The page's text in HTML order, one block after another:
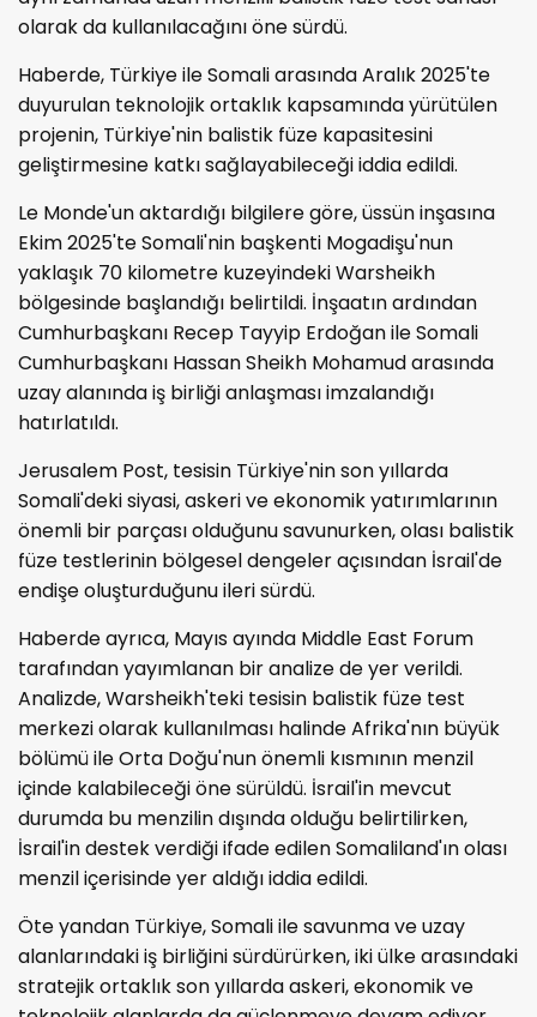
olarak da kullanılacağını öne sürdü.
Haberde, Türkiye ile Somali arasında Aralık 2025'te
duyurulan teknolojik ortaklık kapsamında yürütülen
projenin, Türkiye'nin balistik füze kapasitesini
geliştirmesine katkı sağlayabileceği iddia edildi.
Le Monde'un aktardığı bilgilere göre, üssün inşasına
Ekim 2025'te Somali'nin başkenti Mogadişu'nun
yaklaşık 70 kilometre kuzeyindeki Warsheikh
bölgesinde başlandığı belirtildi. İnşaatın ardından
Cumhurbaşkanı Recep Tayyip Erdoğan ile Somali
Cumhurbaşkanı Hassan Sheikh Mohamud arasında
uzay alanında iş birliği anlaşması imzalandığı
hatırlatıldı.
Jerusalem Post, tesisin Türkiye'nin son yıllarda
Somali'deki siyasi, askeri ve ekonomik yatırımlarının
önemli bir parçası olduğunu savunurken, olası balistik
füze testlerinin bölgesel dengeler açısından İsrail'de
endişe oluşturduğunu ileri sürdü.
Haberde ayrıca, Mayıs ayında Middle East Forum
tarafından yayımlanan bir analize de yer verildi.
Analizde, Warsheikh'teki tesisin balistik füze test
merkezi olarak kullanılması halinde Afrika'nın büyük
bölümü ile Orta Doğu'nun önemli kısmının menzil
içinde kalabileceği öne sürüldü. İsrail'in mevcut
durumda bu menzilin dışında olduğu belirtilirken,
İsrail'in destek verdiği ifade edilen Somaliland'ın olası
menzil içerisinde yer aldığı iddia edildi.
Öte yandan Türkiye, Somali ile savunma ve uzay
alanlarındaki iş birliğini sürdürürken, iki ülke arasındaki
stratejik ortaklık son yıllarda askeri, ekonomik ve